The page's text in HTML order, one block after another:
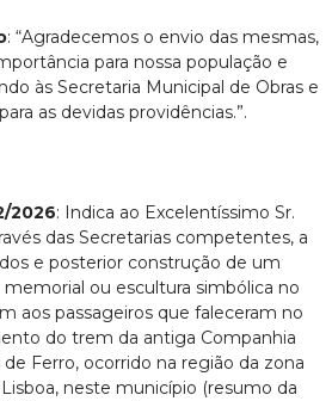
: “Agradecemos o envio das mesmas,
para nossa população e
às Secretaria Municipal de Obras e
as devidas providências.”.
2026: Indica ao Excelentíssimo Sr.
das Secretarias competentes, a
e posterior construção de um
ou escultura simbólica no
aos passageiros que faleceram no
do trem da antiga Companhia
Ferro, ocorrido na região da zona
neste município (resumo da